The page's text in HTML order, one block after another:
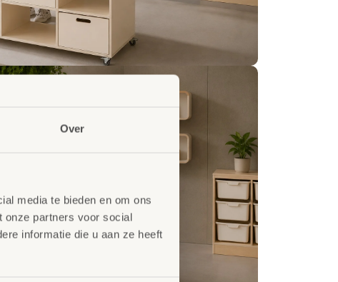
Over
media te bieden en om ons
onze partners voor social
informatie die u aan ze heeft